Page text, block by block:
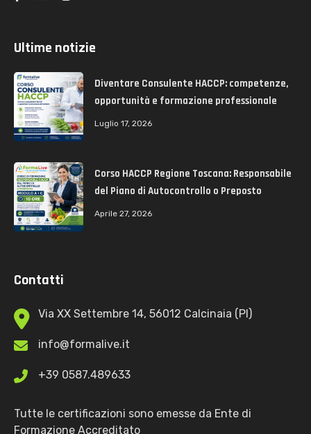
Ultime notizie
Diventare Consulente HACCP: competenze,
opportunità e formazione professionale
Luglio 17, 2026
Corso HACCP Regione Toscana: Responsabile
del Piano di Autocontrollo o Preposto
Aprile 27, 2026
Contatti
Via XX Settembre 14, 56012 Calcinaia (PI)
info@formalive.it
+39 0587.489633
Tutte le certificazioni sono emesse da Ente di
Formazione Accreditato